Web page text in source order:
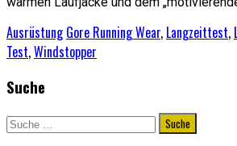
Ausrüstung Gore Running Wear, Langzeittest,
Test,Windstopper
Suche
Suche
nach: